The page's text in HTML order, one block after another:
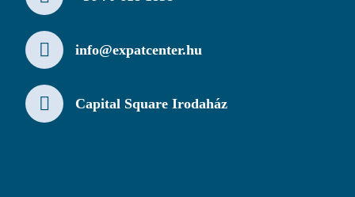
info@expatcenter.hu
Capital Square Irodaház